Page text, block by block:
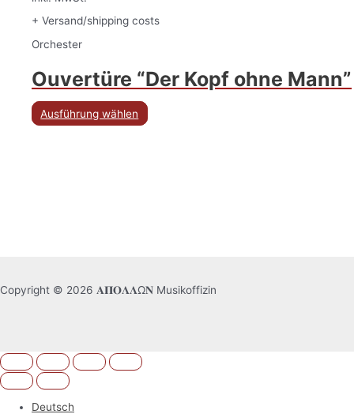
+ Versand/shipping costs
Orchester
Ouvertüre “Der Kopf ohne Mann”
Ausführung wählen
Copyright © 2026 𝚨𝚷𝚶𝚲𝚲Ω𝚴 Musikoffizin
Deutsch